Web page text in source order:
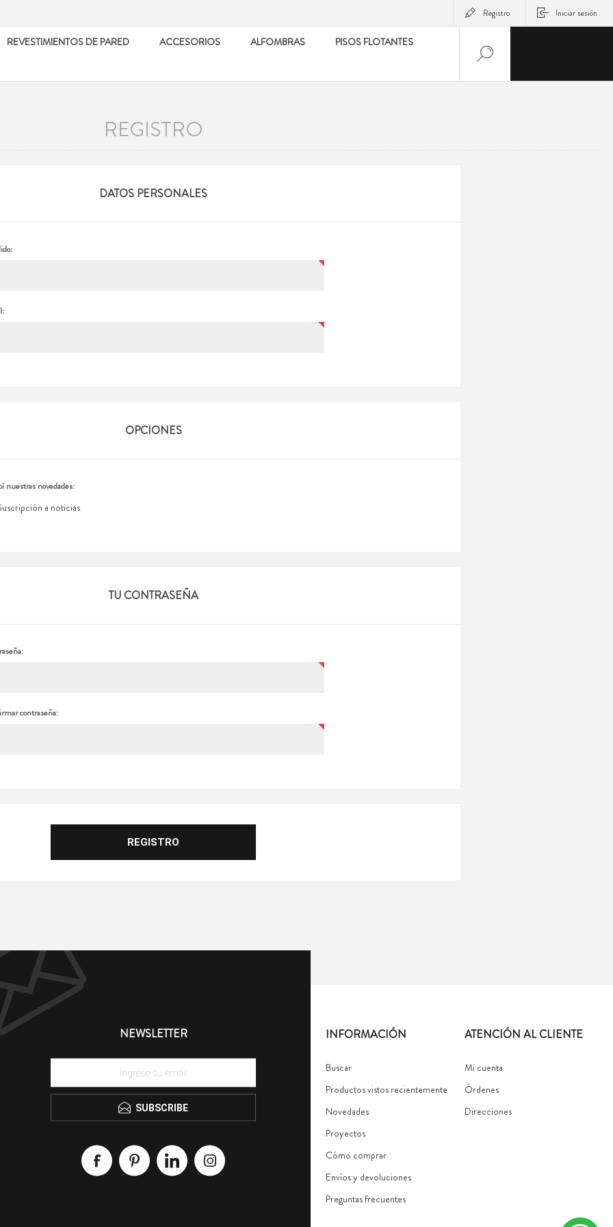
Registro Iniciar sesión
REVESTIMIENTOS DE PARED ACCESORIOS ALFOMBRAS
PISOS FLOTANTES
REGISTRO
DATOS PERSONALES
OPCIONES
nuestras novedades:
a noticias
TU CONTRASEÑA
contraseña:
NEWSLETTER
SUBSCRIBE
INFORMACIÓN
Buscar
Productos vistos recientemente
Novedades
Proyectos
Cómo comprar
Envíos y devoluciones
Preguntas frecuentes
ATENCIÓN AL CLIENTE
Mi cuenta
Órdenes
Direcciones